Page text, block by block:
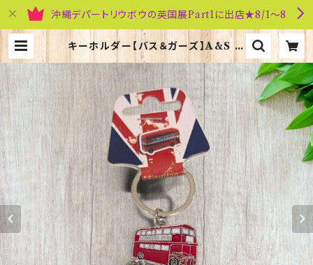
沖縄デパートリウボウの英国展Part1に出店★8/1～8
キーホルダー【バス＆ガーズ】A&S G
ift 90425 | 英国雑貨専門店ブリテ
ィッシュ・ライフ